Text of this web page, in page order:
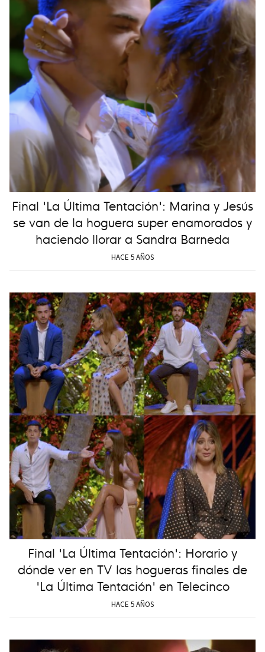
Final 'La Última Tentación': Marina y Jesús
se van de la hoguera super enamorados y
haciendo llorar a Sandra Barneda
HACE 5 AÑOS
Final 'La Última Tentación': Horario y
dónde ver en TV las hogueras finales de
'La Última Tentación' en Telecinco
HACE 5 AÑOS